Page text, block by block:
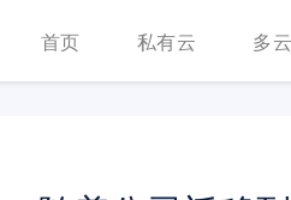
首页 私有云 多